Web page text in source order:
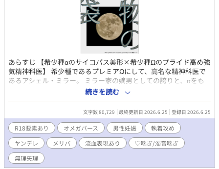
あらすじ 【希少種αのサイコパス美形×希少種Ωのプライド高め強
気精神科医】 希少種であるプレミアΩにして、高名な精神科医で
あるアシェル・ミラー。 ミラー家の嫡男としての誇りと、αをも
跪かせる知性を併せ持つ彼は、国家政府から【極秘依頼】を提示
される。 それは、希少種であるプレミアαであり、7人を惨殺した
最悪の異常者――ヨハン・V・ハイリンヒの《更生プロジェクト》
における、カウンセリング治療依頼だった。 さらなる輝かしい功
績のためにと依頼を引き受けたアシェル。しかし、彼を待ち受け
ていたのは、国家とヨハンが仕掛けた残酷極まりない罠だった。
「Happy Birthday, Michel.」 －－－－－⚠️注意⚠️－－－－－ ※本
作品は倫理観、道徳心が欠如しています。 ※R-18《無理矢理、♡
喘ぎ、濁点喘ぎ、子宮口責め等など) ※男性妊娠表現《望まない妊
続きを読む
文字数 80,729 最終更新日 2026.6.25 登録日 2026.6.25
R18要素あり オメガバース 男性妊娠
執着攻め
ヤンデレ
メリバ 流血表現あり
♡喘ぎ/濁音喘ぎ
無理矢理